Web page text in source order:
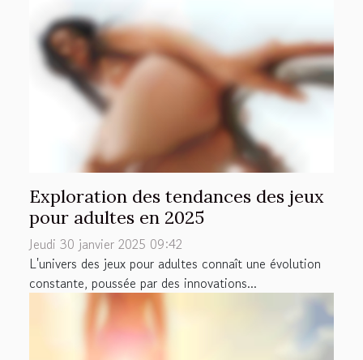
Exploration des tendances des jeux
pour adultes en 2025
Jeudi 30 janvier 2025 09:42
L'univers des jeux pour adultes connaît une évolution
constante, poussée par des innovations...